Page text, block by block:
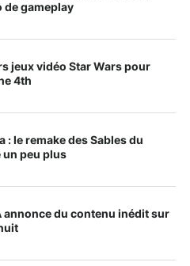
de gameplay
jeux vidéo Star Wars pour
4th
: le remake des Sables du
un peu plus
annonce du contenu inédit sur